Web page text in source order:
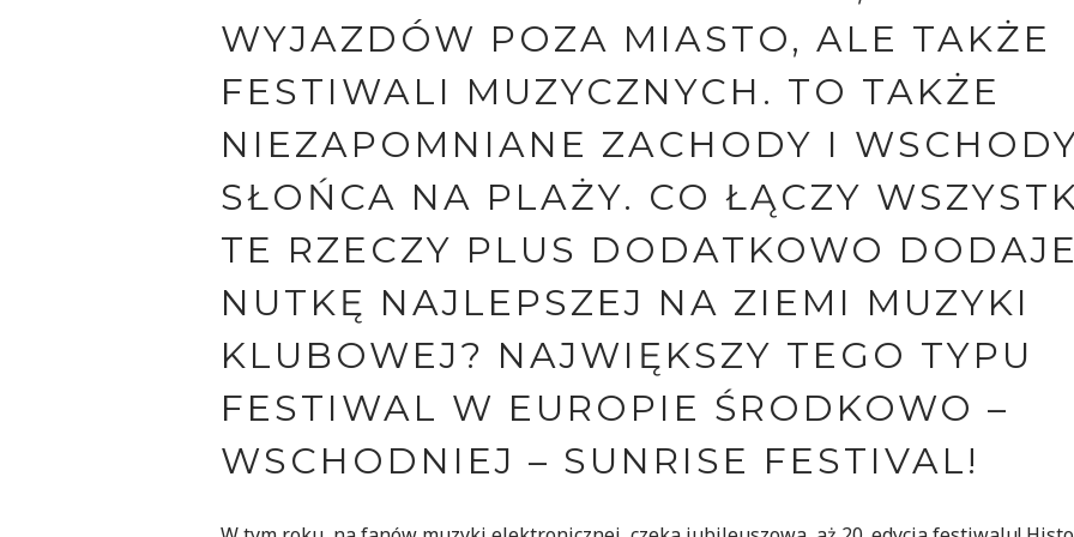
WYJAZDÓW POZA MIASTO, ALE TAKŻE
FESTIWALI MUZYCZNYCH. TO TAKŻE
NIEZAPOMNIANE ZACHODY I
SŁOŃCA NA PLAŻY. CO ŁĄCZY
TE RZECZY PLUS DODATKOWO DODAJE
NUTKĘ NAJLEPSZEJ NA ZIEMI MUZYKI
KLUBOWEJ? NAJWIĘKSZY TEGO TYPU
FESTIWAL W EUROPIE ŚRODKOWO –
WSCHODNIEJ – SUNRISE FESTIVAL!